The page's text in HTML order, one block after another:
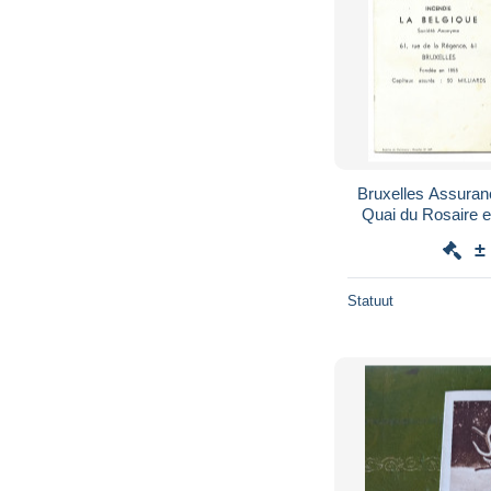
Bruxelles
Quai du Rosaire
±
Statuut